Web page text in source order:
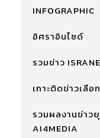
INFOGRAPHIC
อิศราอินไซด์
รวมข่าว
เกาะติดข่าวเลื
รวมผลงานข่าว
AI4MEDIA